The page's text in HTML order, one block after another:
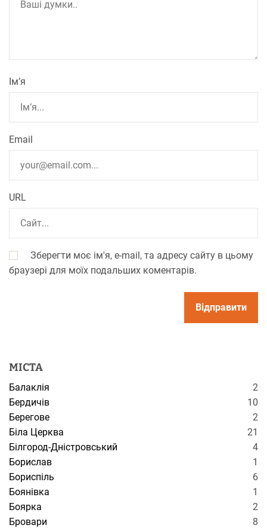
Ім’я
Email
URL
Зберегти моє ім'я, e-mail, та адресу сайту в цьому
браузері для моїх подальших коментарів.
МІСТА
Балаклія
2
Бердичів
10
Берегове
2
Біла Церква
21
Білгород-Дністровський
4
Борислав
1
Бориспіль
6
Боянівка
1
Боярка
2
Бровари
8